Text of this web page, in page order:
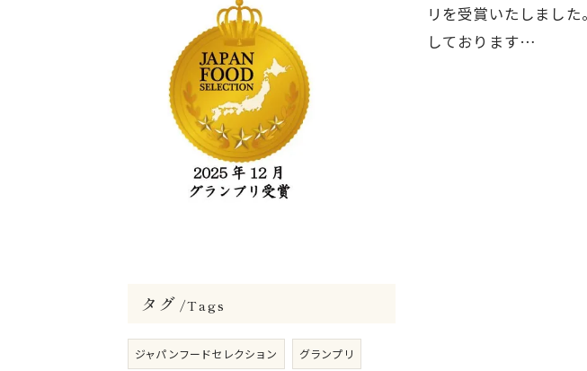
リを受賞いたしまし
しております…
タグ Tags
ジャパンフードセレクション グランプリ